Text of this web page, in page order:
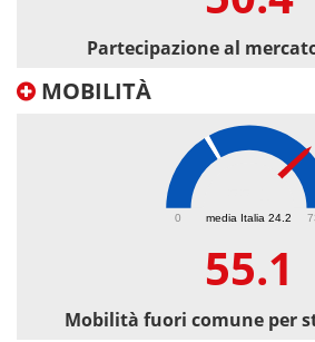
Partecipazione al
MOBILITÀ
media Italia 24.2
0
55.1
Mobilità fuori comune per